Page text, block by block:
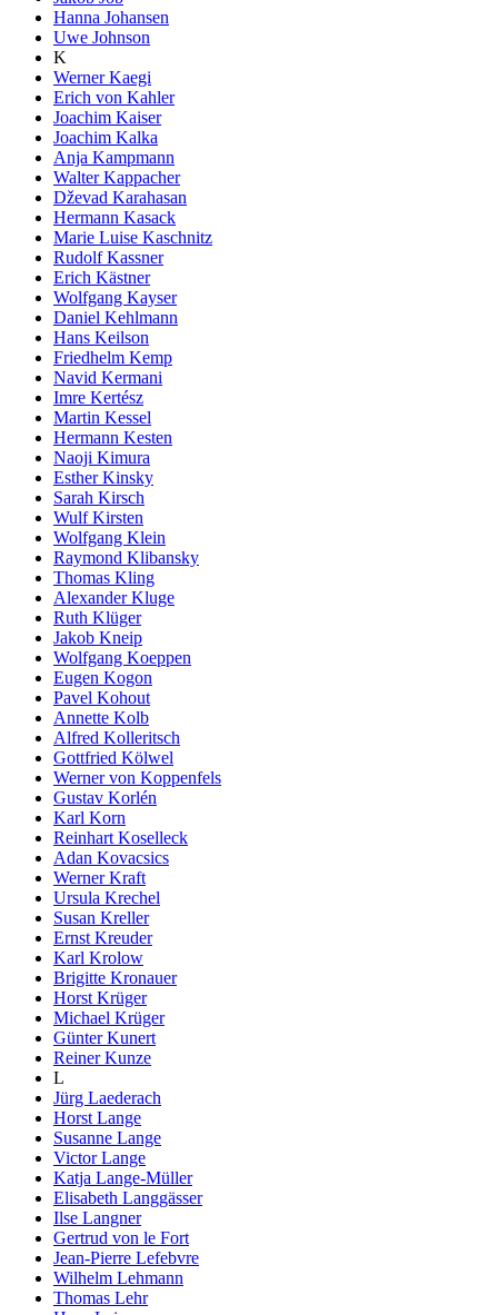
Hanna Johansen
Uwe Johnson
K
Werner Kaegi
Erich von Kahler
Joachim Kaiser
Joachim Kalka
Anja Kampmann
Walter Kappacher
Dževad Karahasan
Hermann Kasack
Marie Luise Kaschnitz
Rudolf Kassner
Erich Kästner
Wolfgang Kayser
Daniel Kehlmann
Hans Keilson
Friedhelm Kemp
Navid Kermani
Imre Kertész
Martin Kessel
Hermann Kesten
Naoji Kimura
Esther Kinsky
Sarah Kirsch
Wulf Kirsten
Wolfgang Klein
Raymond Klibansky
Thomas Kling
Alexander Kluge
Ruth Klüger
Jakob Kneip
Wolfgang Koeppen
Eugen Kogon
Pavel Kohout
Annette Kolb
Alfred Kolleritsch
Gottfried Kölwel
Werner von Koppenfels
Gustav Korlén
Karl Korn
Reinhart Koselleck
Adan Kovacsics
Werner Kraft
Ursula Krechel
Susan Kreller
Ernst Kreuder
Karl Krolow
Brigitte Kronauer
Horst Krüger
Michael Krüger
Günter Kunert
Reiner Kunze
L
Jürg Laederach
Horst Lange
Susanne Lange
Victor Lange
Katja Lange-Müller
Elisabeth Langgässer
Ilse Langner
Gertrud von le Fort
Jean-Pierre Lefebvre
Wilhelm Lehmann
Thomas Lehr